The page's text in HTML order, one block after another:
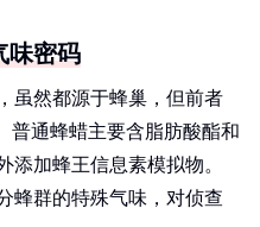
味密码
虽然都源于蜂巢，但前者
普通蜂蜡主要含脂肪酸酯和
添加蜂王信息素模拟物。
蜂群的特殊气味，对侦查